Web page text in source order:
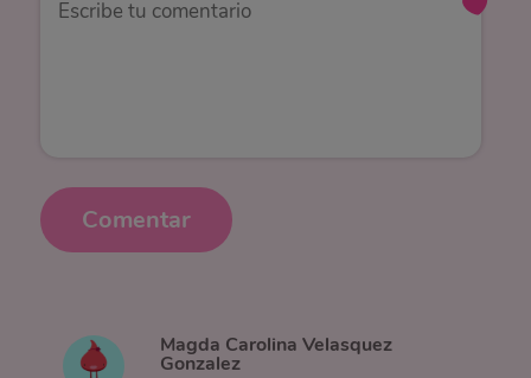
Comentar
Magda Carolina Velasquez
Gonzalez